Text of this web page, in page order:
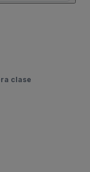
clase